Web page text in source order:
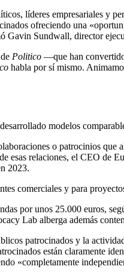
líderes empresariales y
ofreciendo una
Gavin Sundwall, director
Politico —que han
habla por sí mismo.
modelos
o patrocinios
esas relaciones, el CEO
2023.
comerciales y para
por unos 25.000 euros,
Lab alberga además
patrocinados y la
están claramente
«completamente